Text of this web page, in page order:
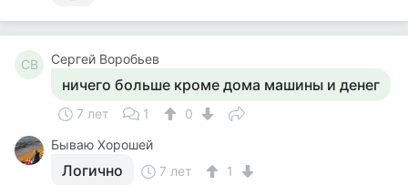
СВ Сергей Воробьев
ничего больше кроме дома машины и денег
7 лет 1
0
Бываю Хорошей
Логично 7 лет 1